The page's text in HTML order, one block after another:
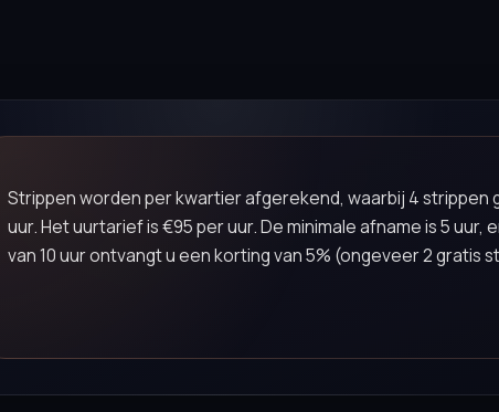
Strippen worden per kwartier afgerekend, waarbij 4 strippen
uur. Het uurtarief is €95 per uur. De minimale afname is 5 uur,
van 10 uur ontvangt u een korting van 5% (ongeveer 2 gratis